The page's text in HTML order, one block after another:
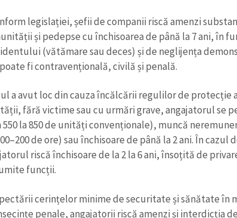
legislației, șefii de companii riscă amenzi
și pedepse cu închisoarea de până la 7 ani, în
(vătămare sau deces) și de neglijența
fi contravențională, civilă și penală.
a avut loc din cauza încălcării regulilor de protecție
fără victime sau cu urmări grave, angajatorul se
550 la 850 de unități convenționale), muncă
de ore) sau închisoare de până la 2 ani. În cazul
riscă închisoare de la 2 la 6 ani, însoțită de
funcții.
cerințelor minime de securitate și sănătate în
penale, angajatorii riscă amenzi și interdicția